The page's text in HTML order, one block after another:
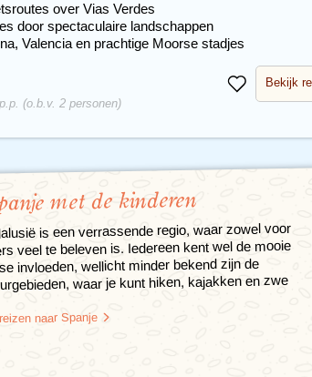
over Vias Verdes
door spectaculaire landschappen
Valencia en prachtige Moorse stadjes
Bewaren
Bekijk
(o.b.v. 2 personen)
met de kinderen
is een verrassende regio, waar zowel voor
veel te beleven is. Iedereen kent wel de mooie
invloeden, wellicht minder bekend zijn de
waar je kunt hiken, kajakken en zwe
naar Spanje